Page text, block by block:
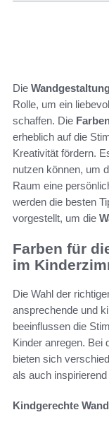
Die
Rolle, um ein
schaffen. Die
erheblich auf die
Kreativität fördern.
nutzen können, um
Raum eine
werden die besten
vorgestellt, um die
Farben für
im
Die Wahl der
ansprechende und
beeinflussen die
Kinder anregen. Bei
bieten sich
als auch
Kindgerechte